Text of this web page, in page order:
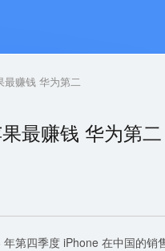
最赚钱 华为第二
最赚钱 华为第二
第四季度 iPhone 在中国的